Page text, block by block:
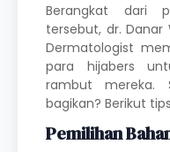
Berangkat dari
tersebut, dr. Danar
Dermatologist
para hijabers
rambut mereka.
bagikan? Berikut
Pemilihan